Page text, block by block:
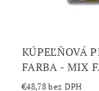
KÚPEĽŇOVÁ
FARBA - MIX
€48,78 bez DPH